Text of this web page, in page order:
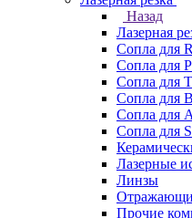
Назад
Лазерная
Сопла для
Сопла для
Сопла для
Сопла для
Сопла для
Сопла для
Лазерные
Линзы
Прочие